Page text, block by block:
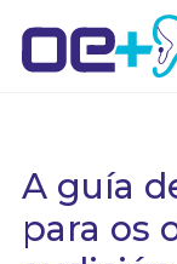
A guía
para os